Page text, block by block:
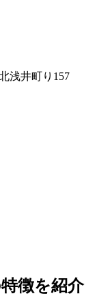
浅井町り157
徴を紹介